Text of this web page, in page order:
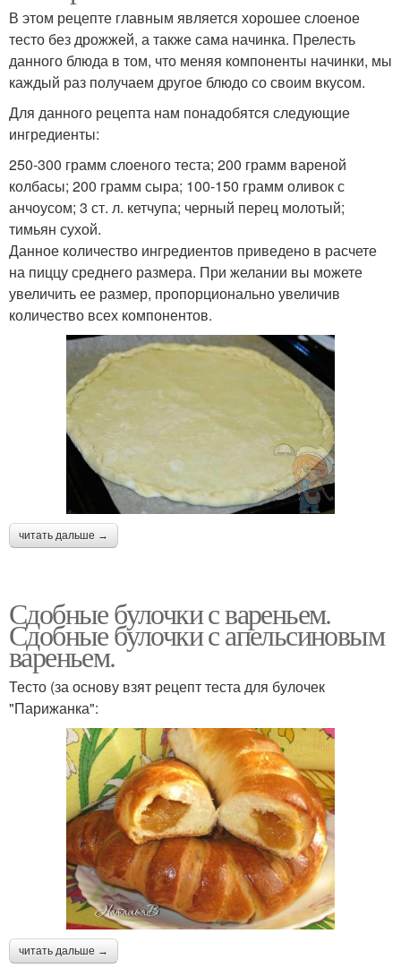
В этом рецепте главным является хорошее слоеное
тесто без дрожжей, а также сама начинка. Прелесть
данного блюда в том, что меняя компоненты начинки, мы
каждый раз получаем другое блюдо со своим вкусом.
Для данного рецепта нам понадобятся следующие
ингредиенты:
250-300 грамм слоеного теста; 200 грамм вареной
колбасы; 200 грамм сыра; 100-150 грамм оливок с
анчоусом; 3 ст. л. кетчупа; черный перец молотый;
тимьян сухой.
Данное количество ингредиентов приведено в расчете
на пиццу среднего размера. При желании вы можете
увеличить ее размер, пропорционально увеличив
количество всех компонентов.
читать дальше →
Сдобные булочки с вареньем.
Сдобные булочки с апельсиновым
вареньем.
Тесто (за основу взят рецепт теста для булочек
"Парижанка":
читать дальше →